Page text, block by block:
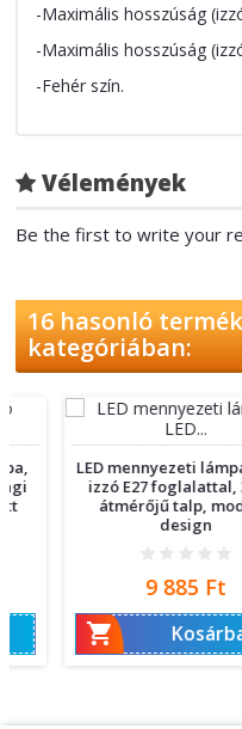
-Maximális hosszúság
-Maximális hosszúság
-Fehér szín.
Vélemények
Be the first to write your
16 hasonló
kategóriában:
LED mennyezeti lámpa, 3
izzó E27 foglalattal, 30 cm
átmérőjű talp, modern
design
9 885 Ft
Kosárba